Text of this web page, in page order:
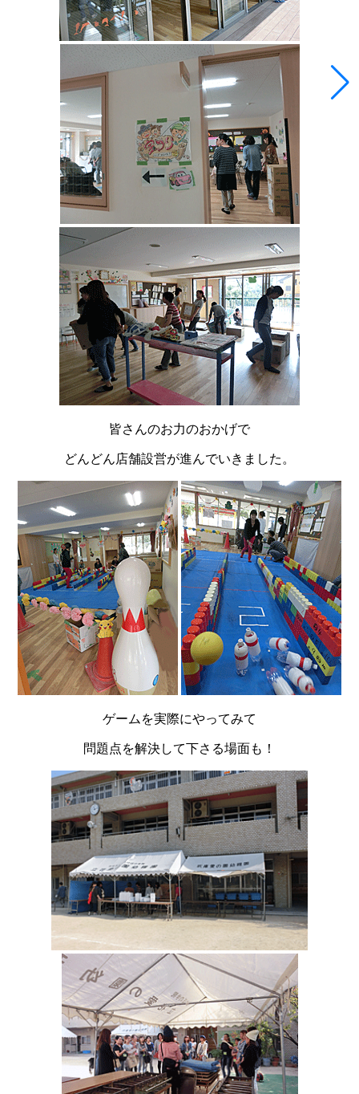
皆さんのお力のおかげで
どんどん店舗設営が進んでいきました。
ゲームを実際にやってみて
問題点を解決して下さる場面も！